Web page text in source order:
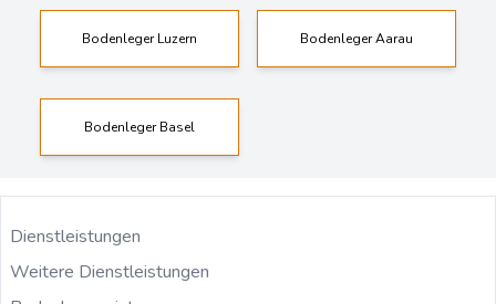
Bodenleger Luzern Bodenleger Aarau
Bodenleger Basel
Dienstleistungen
Weitere Dienstleistungen